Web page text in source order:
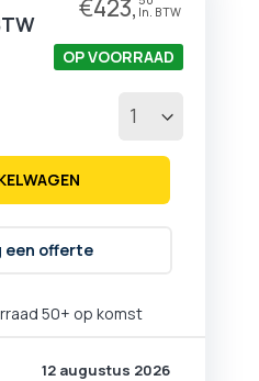
€423,
50+ op komst
OP VOORRAAD
12 augustus 2026
een offerte